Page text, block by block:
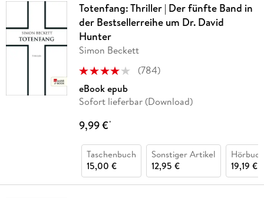
Totenfang: Thriller | Der fünfte Band in
der Bestsellerreihe um Dr. David
Hunter
Simon Beckett
(784)
eBook epub
Sofort lieferbar (Download)
9,99 €*
Taschenbuch
15,00 €
Sonstiger Artikel
12,95 €
19,19 €